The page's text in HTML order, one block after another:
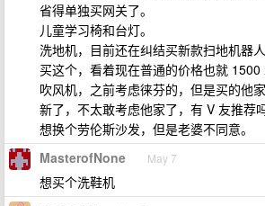
省得单独买网关了。
儿童学习椅和台灯。
洗地机，目前还在纠结买新款扫地机器
买这个，看着现在普通的价格也就 1500
吹风机，之前考虑徕芬的，但是买的他
新了，不太敢考虑他家了，有 V 友推荐
想换个劳伦斯沙发，但是老婆不同意。
MasterofNone May 7
想买个洗鞋机